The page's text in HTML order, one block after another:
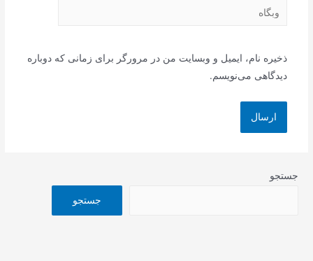
وبگاه
ذخیره نام، ایمیل و وبسایت من در مرورگر برای زمانی که دوباره
دیدگاهی می‌نویسم.
جستجو
جستجو